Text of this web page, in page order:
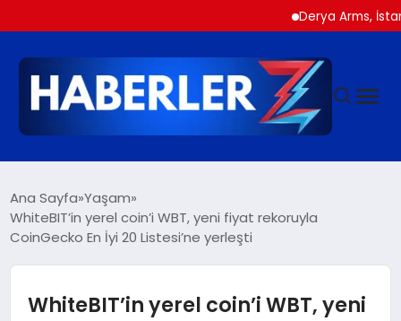
Derya Arms, İstanbul
SIYASET
DÜNYA
Ana Sayfa Yaşam
WhiteBIT’in yerel coin’i WBT, yeni fiyat rekoruyla
CoinGecko En İyi 20 Listesi’ne yerleşti
WhiteBIT’in yerel coin’i WBT, yeni